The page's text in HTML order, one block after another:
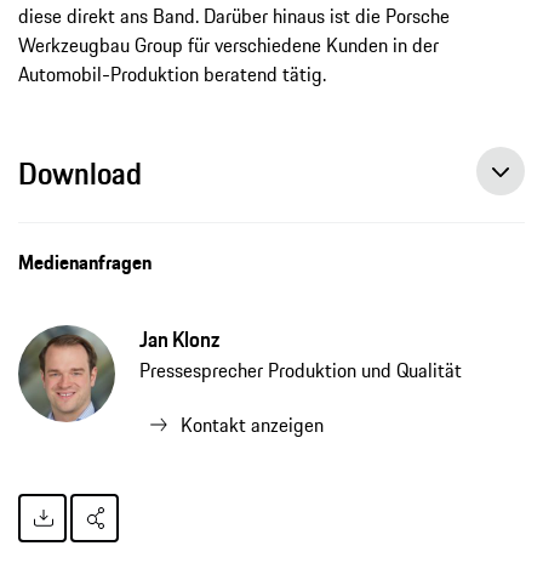
diese direkt ans Band. Darüber hinaus ist die Porsche
Werkzeugbau Group für verschiedene Kunden in der
Automobil-Produktion beratend tätig.
Download
Medienanfragen
Jan Klonz
Pressesprecher Produktion und Qualität
Kontakt anzeigen